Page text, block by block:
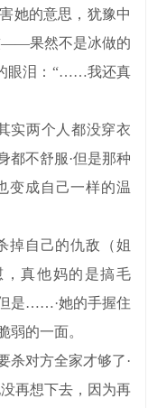
她的意思，犹豫中
——果然不是冰做的
眼泪：“……我还真
实两个人都没穿衣
都不舒服·但是那种
变成自己一样的温
掉自己的仇敌（姐
真他妈的是搞毛
是……·她的手握住
弱的一面。
杀对方全家才够了·
再想下去，因为再